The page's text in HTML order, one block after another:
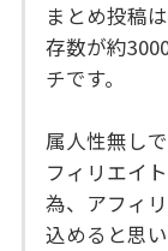
まとめ投稿
存数が約
チです。
属人性無し
フィリエイ
為、アフィ
込めると思い